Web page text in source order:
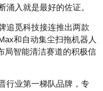
涌入就是最好的佐证。
追觅科技接连推出两款
和自动集尘扫拖机器人
局智能清洁赛道的积极信
行业第一梯队品牌，专